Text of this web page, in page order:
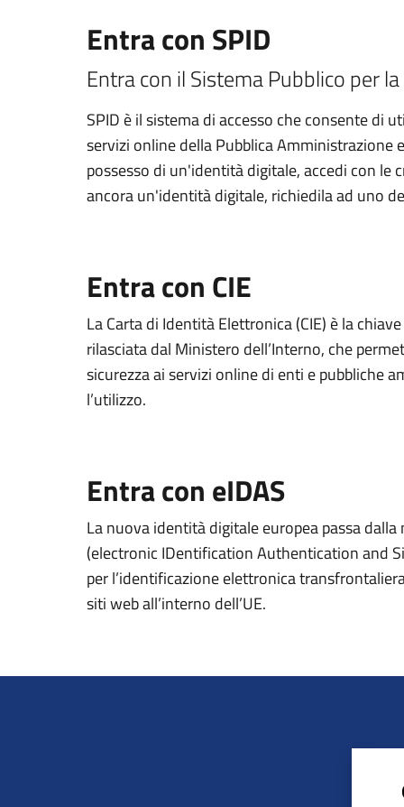
Entra con SPID
Entra con il Sistema Pubblico per
SPID è il sistema di accesso che consente di
servizi online della Pubblica Amministrazione
possesso di un'identità digitale, accedi con le
ancora un'identità digitale, richiedila ad uno
Entra con CIE
La Carta di Identità Elettronica (CIE) è la
rilasciata dal Ministero dell’Interno, che
sicurezza ai servizi online di enti e pubbliche
l’utilizzo.
Entra con eIDAS
La nuova identità digitale europea passa
(electronic IDentification Authentication and
per l’identificazione elettronica
siti web all’interno dell’UE.